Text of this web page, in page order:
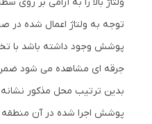
توجه به ولتاژ اعمال شده در
پوشش وجود داشته باشد با
جرقه ای مشاهده می شود ضمن
بدین ترتیب محل مذکور
پوشش اجرا شده در آن منطقه